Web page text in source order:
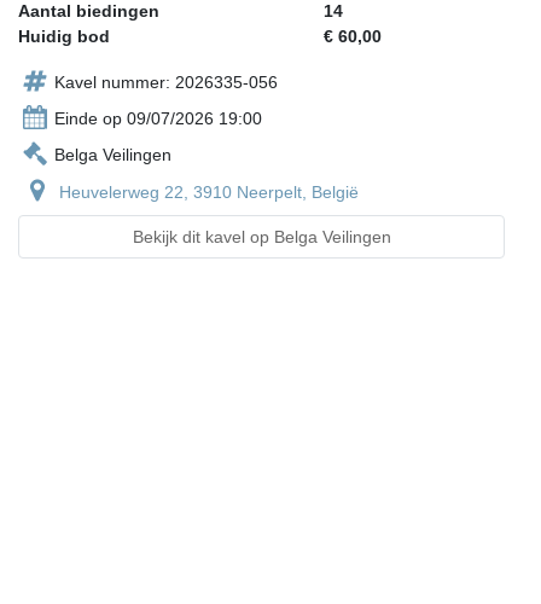
Aantal biedingen
14
Huidig bod
€ 60,00
Kavel nummer: 2026335-056
Einde op 09/07/2026 19:00
Belga Veilingen
Heuvelerweg 22, 3910 Neerpelt, België
Bekijk dit kavel op Belga Veilingen